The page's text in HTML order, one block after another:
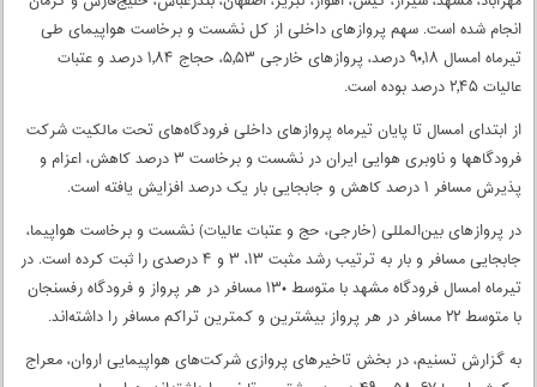
انجام شده است. سهم پروازهای داخلی از کل نشست و برخاست هواپیمای طی
تیرماه امسال ۹۰٫۱۸ درصد، پروازهای خارجی ۵٫۵۳، حجاج ۱٫۸۴ درصد و عتبات
عالیات ۲٫۴۵ درصد بوده است.
از ابتدای امسال تا پایان تیرماه پروازهای داخلی فرودگاه‌های تحت مالکیت شرکت
فرودگاهها و ناوبری هوایی ایران در نشست و برخاست ۳ درصد کاهش، اعزام و
پذیرش مسافر ۱ درصد کاهش و جابجایی بار یک درصد افزایش یافته است.
در پروازهای بین‌المللی (خارجی، حج و عتبات عالیات) نشست و برخاست هواپیما،
جابجایی مسافر و بار به ترتیب رشد مثبت ۱۳، ۳ و ۴ درصدی را ثبت کرده است. در
تیرماه امسال فرودگاه مشهد با متوسط ۱۳۰ مسافر در هر پرواز و فرودگاه رفسنجان
با متوسط ۲۲ مسافر در هر پرواز بیشترین و کمترین تراکم مسافر را داشته‌اند.
به گزارش تسنیم، در بخش تاخیرهای پروازی شرکت‌های هواپیمایی اروان، معراج